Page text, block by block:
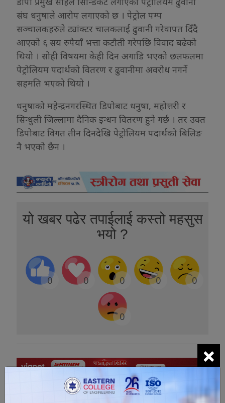
संघ धनुषाले आरोप लगाएको छ । पेट्रोल पम्प
सञ्चालकहरुले ट्यांक्टर चालकलाई ढुवानी गरेवापत दिँदै
आएको ६ सय रुपैयाँ भत्ता कटौती गरेपछि विवाद बढेको
थियो । सोही विषयमा केही दिन अगाडि भएको छलफलमा
पेट्रोलियम पदार्थको वितरण र ढुवानीमा अवरोध नगर्ने
सहमति भएको थियो ।
धनुषाको महेन्द्रनगरस्थित डिपोबाट धनुषा, महोत्तरी र
सिन्धुली जिल्लामा दैनिक इन्धन वितरण हुने गर्छ । तर उक्त
डिपोबाट विगत तीन दिनदेखि पेट्रोलियम पदार्थको बिलिङ
नै भएको छैन ।
यो खबर पढेर तपाईलाई कस्तो महसुस
भयो ?
0 0 0 0 0
0
×